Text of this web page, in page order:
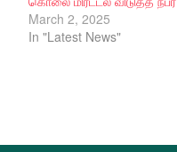
March 2, 2025
In "Latest News"